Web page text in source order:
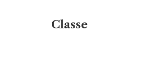
Classe